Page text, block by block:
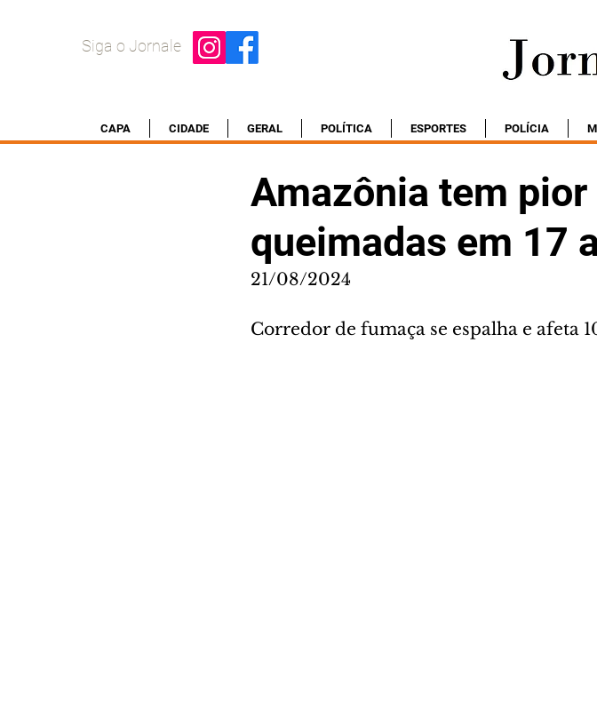
Siga o Jornale
CAPA CIDADE GERAL POLÍTICA ESPORTES POLÍCIA
Amazônia tem
queimadas em 17
21/08/2024
Corredor de fumaça se espalha e afeta